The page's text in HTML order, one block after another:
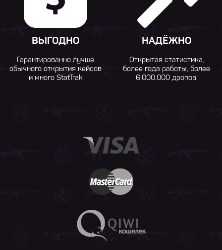
ВЫГОДНО
Гарантированно лучше
обычного открытия кейсов
и много StatTrak
НАДЁЖНО
Открытая статистика,
более года работы, более
6.000.000 дропов!